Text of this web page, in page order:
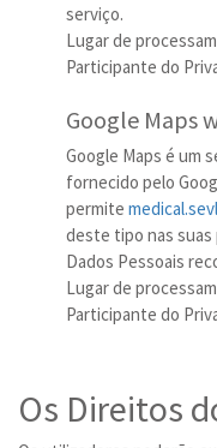
serviço.
Lugar de
Participante do
Google Maps
Google Maps é um
fornecido pelo
permite
deste tipo nas suas
Dados Pessoais
Lugar de
Participante do
Os Direitos